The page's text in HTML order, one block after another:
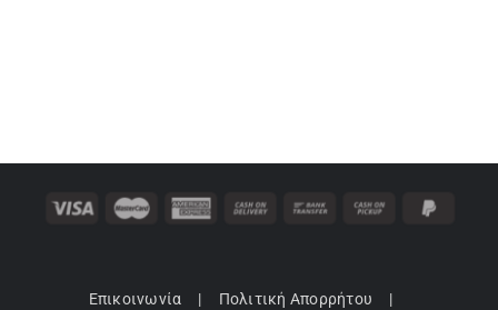
Επικοινωνία Πολιτική Απορρήτου